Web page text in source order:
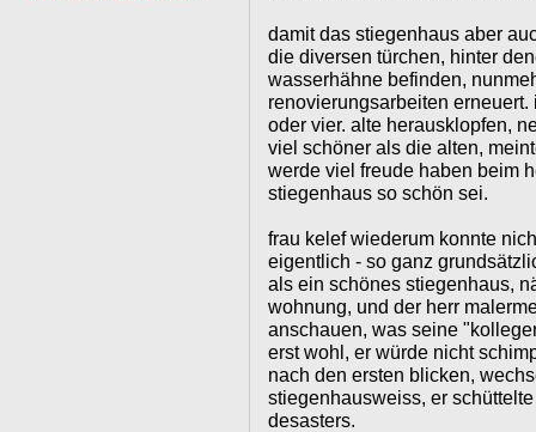
damit das stiegenhaus aber
die diversen türchen, hinter
wasserhähne befinden,
renovierungsarbeiten
oder vier. alte herausklopfen,
viel schöner als die alten,
werde viel freude haben beim
stiegenhaus so schön sei.
frau kelef wiederum konnte
eigentlich - so ganz
als ein schönes stiegenhaus,
wohnung, und der herr
anschauen, was seine
erst wohl, er würde nicht
nach den ersten blicken,
stiegenhausweiss, er
desasters.